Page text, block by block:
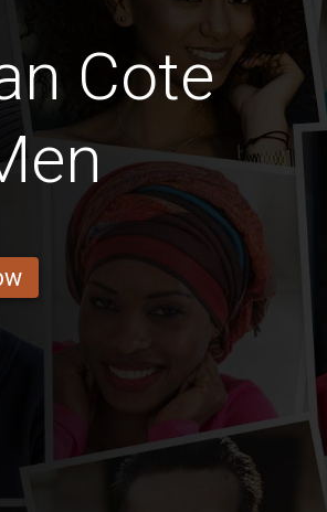
Cote